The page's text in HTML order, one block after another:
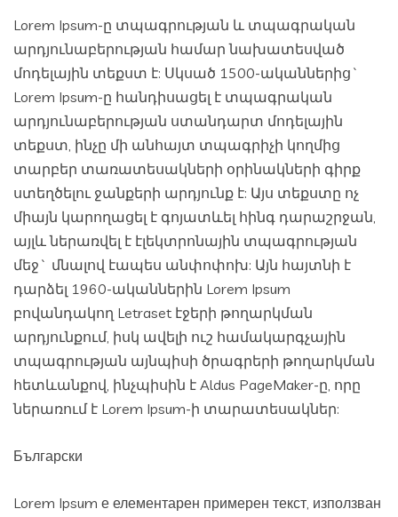
Lorem Ipsum-ը տպագրության և տպագրական
արդյունաբերության համար նախատեսված
մոդելային տեքստ է: Սկսած 1500-ականներից`
Lorem Ipsum-ը հանդիսացել է տպագրական
արդյունաբերության ստանդարտ մոդելային
տեքստ, ինչը մի անհայտ տպագրիչի կողմից
տարբեր տառատեսակների օրինակների գիրք
ստեղծելու ջանքերի արդյունք է: Այս տեքստը ոչ
միայն կարողացել է գոյատևել հինգ դարաշրջան,
այլև ներառվել է էլեկտրոնային տպագրության
մեջ` մնալով էապես անփոփոխ: Այն հայտնի է
դարձել 1960-ականներին Lorem Ipsum
բովանդակող Letraset էջերի թողարկման
արդյունքում, իսկ ավելի ուշ համակարգչային
տպագրության այնպիսի ծրագրերի թողարկման
հետևանքով, ինչպիսին է Aldus PageMaker-ը, որը
ներառում է Lorem Ipsum-ի տարատեսակներ:
Български
Lorem Ipsum е елементарен примерен текст, използван